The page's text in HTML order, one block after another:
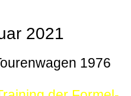
2021
1976